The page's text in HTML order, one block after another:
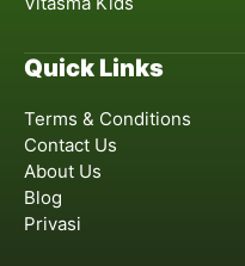
Quick Links
Terms & Conditions
Contact Us
About Us
Blog
Privasi